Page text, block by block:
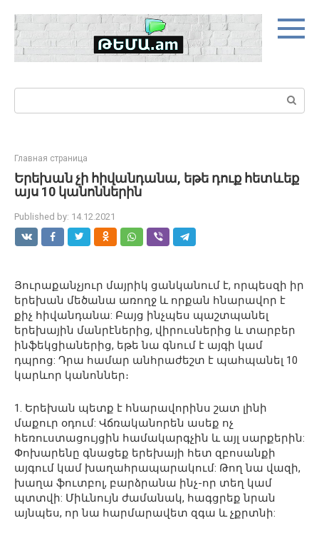
content
Search:
Главная страница
Երեխան չի հիվանդանա, եթե դուք հետևեք
այս 10 կանոններին
Published by: 14.12.2021
Յուրաքանչյուր մայրիկ ցանկանում է, որպեսզի իր
երեխան մեծանա առողջ և որքան հնարավոր է
քիչ հիվանդանա: Բայց ինչպես պաշտպանել
երեխային մանրէներից, վիրուսներից և տարբեր
ինֆեկցիաներից, եթե նա գնում է այգի կամ
դպրոց: Դրա համար անհրաժեշտ է պահպանել 10
կարևոր կանոններ։
1. Երեխան պետք է հնարավորինս շատ լինի
մաքուր օդում: Վճռականորեն ասեք ոչ
հեռուստացույցին համակարգչին և այլ սարքերին:
Փոխարենը գնացեք երեխայի հետ զբոսանքի
այգում կամ խաղահրապարակում: Թող նա վազի,
խաղա ֆուտբոլ, բարձրանա ինչ-որ տեղ կամ
պտտվի: Միևնույն ժամանակ, հագցրեք նրան
այնպես, որ նա հարմարավետ զգա և չքրտնի: